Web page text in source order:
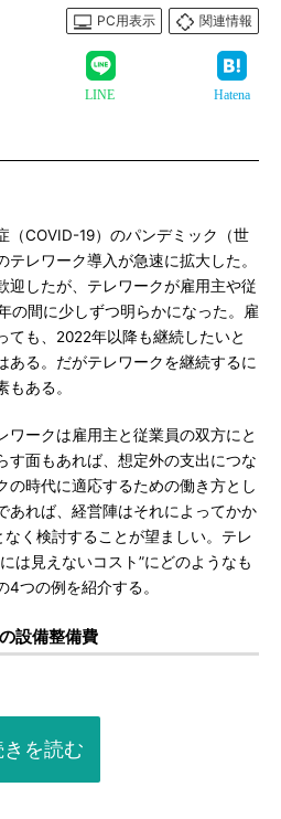
PC用表示
関連情報
LINE Hatena
COVID-19）のパンデミック（世
レワーク導入が急速に拡大した。
迎したが、テレワークが雇用主や従
の間に少しずつ明らかになった。雇
ても、2022年以降も継続したいと
ある。だがテレワークを継続するに
ある。
ークは雇用主と従業員の双方にと
す面もあれば、想定外の支出につな
の時代に適応するための働き方とし
あれば、経営陣はそれによってかか
なく検討することが望ましい。テレ
は見えないコスト”にどのようなも
つの例を紹介する。
設備整備費
きを読む